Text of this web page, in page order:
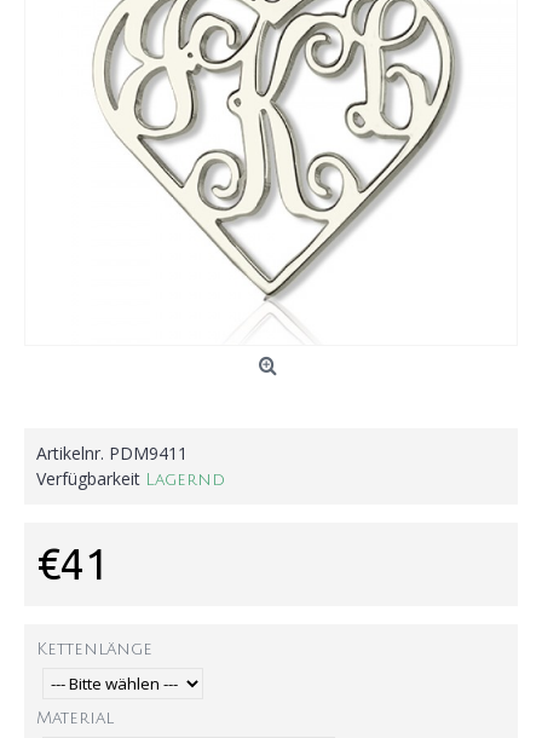
Artikelnr. PDM9411
Verfügbarkeit Lagernd
€41
Kettenlänge
Material